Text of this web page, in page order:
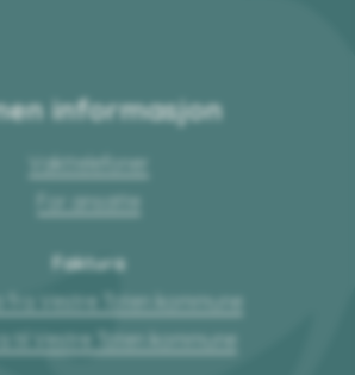
informasjon
Vakttelefoner
For ansatte
Faktura
fra Vestre Toten kommune
til Vestre Toten kommune